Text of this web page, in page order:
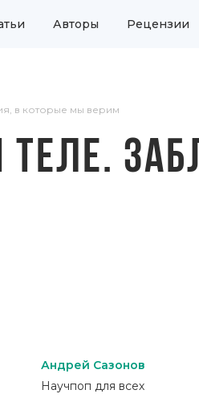
Авторы Рецензии
в которые мы верим
Андрей Сазонов
Научпоп для всех